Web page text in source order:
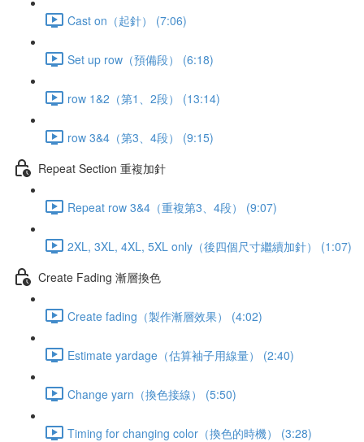
Cast on（起針） (7:06)
Set up row（預備段） (6:18)
row 1&2（第1、2段） (13:14)
row 3&4（第3、4段） (9:15)
Repeat Section 重複加針
Repeat row 3&4（重複第3、4段） (9:07)
2XL, 3XL, 4XL, 5XL only（後四個尺寸繼續加針） (1:07)
Create Fading 漸層換色
Create fading（製作漸層效果） (4:02)
Estimate yardage（估算袖子用線量） (2:40)
Change yarn（換色接線） (5:50)
Timing for changing color（換色的時機） (3:28)